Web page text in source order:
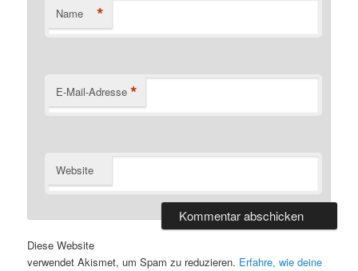
Name *
E-Mail-Adresse *
Website
Diese Website
verwendet Akismet, um Spam zu reduzieren. Erfahre, wie deine